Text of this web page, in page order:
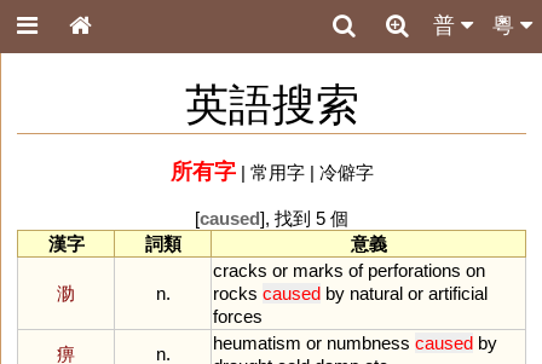
粵
普
英語搜索
所有字| 常用字| 冷僻字
[caused], 找到 5 個
漢字
詞類 意義
泐 n.
cracks or marks of perforations on
rocks caused by natural or artificial
forces
痹
n.
heumatism or numbness caused by